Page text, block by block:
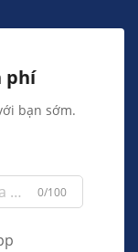
phí
bạn sớm.
0/100